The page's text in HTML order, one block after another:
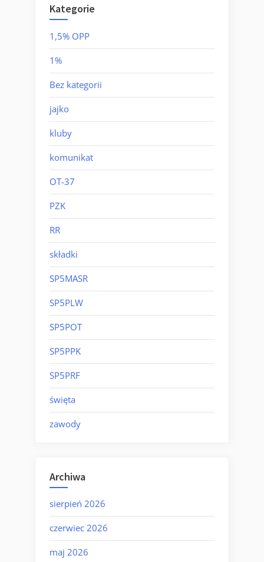
Kategorie
1,5% OPP
1%
Bez kategorii
jajko
kluby
komunikat
OT-37
PZK
RR
składki
SP5MASR
SP5PLW
SP5POT
SP5PPK
SP5PRF
święta
zawody
Archiwa
sierpień 2026
czerwiec 2026
maj 2026